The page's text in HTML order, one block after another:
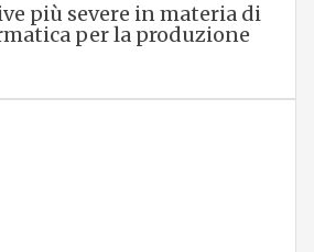
più severe in materia di
per la produzione